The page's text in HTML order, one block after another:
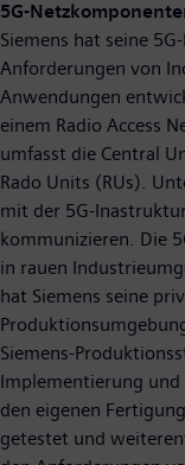
5G-
Siemens hat seine
Anforderungen von
Anwendungen
einem Radio Access
umfasst die Central
Rado Units (RUs).
mit der 5G-
kommunizieren. Die
in rauen
hat Siemens seine
Siemens-
Implementierung
den eigenen
getestet und